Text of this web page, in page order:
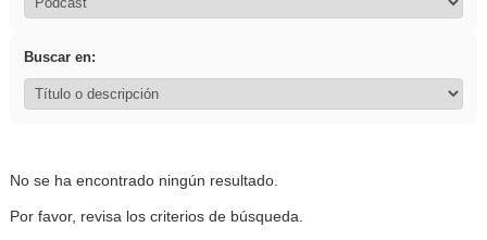
Buscar en:
No se ha encontrado ningún resultado.
Por favor, revisa los criterios de búsqueda.